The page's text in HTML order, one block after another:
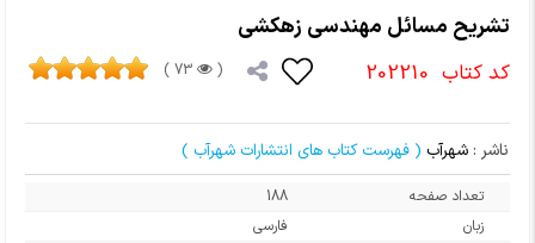
تشریح مسائل مهندسی زهکشی
کد کتاب 202210
(
73 )
ناشر : شهرآب ( فهرست کتاب های انتشارات شهرآب )
تعداد صفحه
188
زبان
فارسی